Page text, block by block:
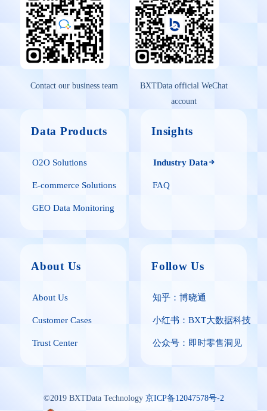
Contact our business team
BXTData official WeChat
account
Data Products
O2O Solutions
E-commerce Solutions
GEO Data Monitoring
Insights
Industry Data
FAQ
About Us
About Us
Customer Cases
Trust Center
Follow Us
知乎：博晓通
小红书：BXT大数据科技
公众号：即时零售洞见
©2019 BXTData Technology 京ICP备12047578号-2